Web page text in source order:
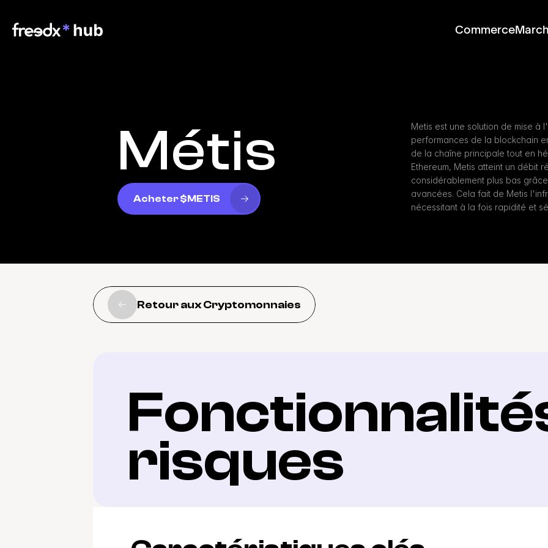
Commerce
Métis
Acheter $METIS
Metis est une solution de mise à
performances de la blockchain
de la chaîne principale tout en
Ethereum, Metis atteint un débit
considérablement plus bas
avancées. Cela fait de Metis
nécessitant à la fois rapidité et
Retour aux Cryptomonnaies
risques